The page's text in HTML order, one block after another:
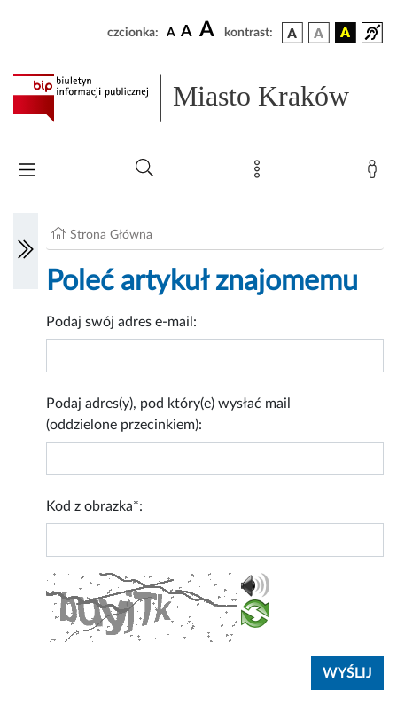
czcionka: A A A kontrast:
Miasto Kraków
Strona Główna
Poleć artykuł znajomemu
Podaj swój adres e-mail:
Podaj adres(y), pod który(e) wysłać mail
(oddzielone przecinkiem):
Kod z obrazka*: